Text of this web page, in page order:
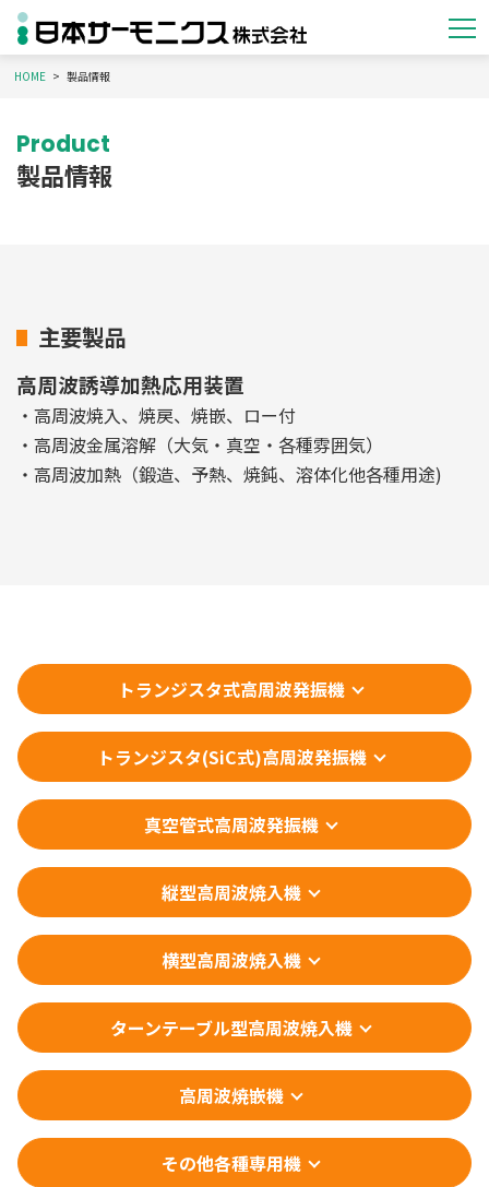
HOME 製品情報
Product
製品情報
主要製品
高周波誘導加熱応用装置
・高周波焼入、焼戻、焼嵌、ロー付
・高周波金属溶解（大気・真空・各種雰囲気）
・高周波加熱（鍛造、予熱、焼鈍、溶体化他各種用途)
トランジスタ式高周波発振機
トランジスタ(SiC式)高周波発振機
真空管式高周波発振機
縦型高周波焼入機
横型高周波焼入機
ターンテーブル型高周波焼入機
高周波焼嵌機
その他各種専用機